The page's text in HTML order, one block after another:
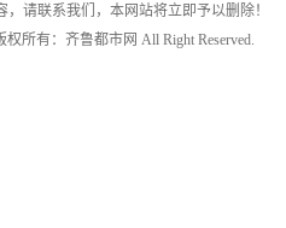
请联系我们，本网站将立即予以删除！
权所有：齐鲁都市网 All Right Reserved.